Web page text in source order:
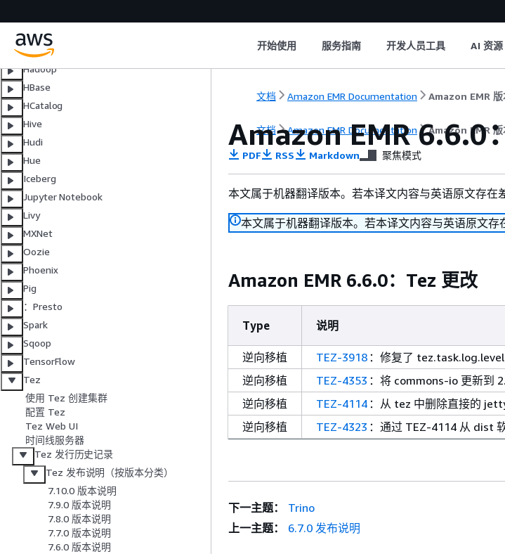
开始使用 服务指南 开发人员工具 AI 资源
Flink
Ganglia
Hadoop
HBase
HCatalog
Hive
Hudi
Hue
Iceberg
Jupyter Notebook
Livy
MXNet
Oozie
Phoenix
Pig
：Presto
Spark
Sqoop
TensorFlow
Tez
使用 Tez 创建集群
配置 Tez
Tez Web UI
时间线服务器
Tez 发行历史记录
Tez 发布说明（按版本分类）
7.10.0 版本说明
7.9.0 版本说明
7.8.0 版本说明
7.7.0 版本说明
7.6.0 版本说明
文档 Amazon EMR Documentation Amazon EMR 版
文档 Amazon EMR Documentation Amazon EMR 版
Amazon EMR 6.6.0
PDF RSS Markdown 聚焦模式
本文属于机器翻译版本。若本译文内容与英语原文存在
本文属于机器翻译版本。若本译文内容与英语原文存
Amazon EMR 6.6.0：Tez 更改
Type 说明
逆向移植 TEZ-3918 ：修复了 tez.task.log.level
逆向移植
TEZ-4353 ：将 commons-io 更新到
逆向移植
TEZ-4114 ：从 tez 中删除直接的
逆向移植
TEZ-4323 ：通过 TEZ-4114 从 dist
下一主题：
Trino
上一主题：
6.7.0 发布说明